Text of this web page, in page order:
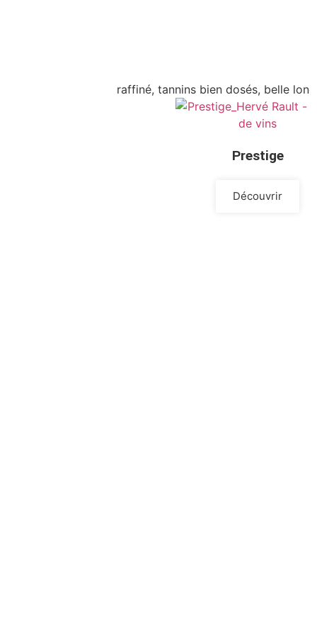
raffiné, tannins bien dosés, belle
Prestige
Découvrir